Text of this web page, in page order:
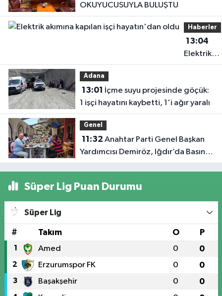
OKUYUCUSUYLA BULUŞTU
Haberler
13:04
Elektrik
akımına
oldu
Adana
13:01
1 işçi hayatını kaybetti, 1'i ağır yaralı
Genel
11:32
Yardımcısı Demiröz, Iğdır’da Basın
Mensuplarıyla Buluştu
Süper Lig Puan Durumu
Süper Lig
# Takım O P
1 Amed 0 0
2 Erzurumspor FK 0 0
3 Başakşehir 0 0